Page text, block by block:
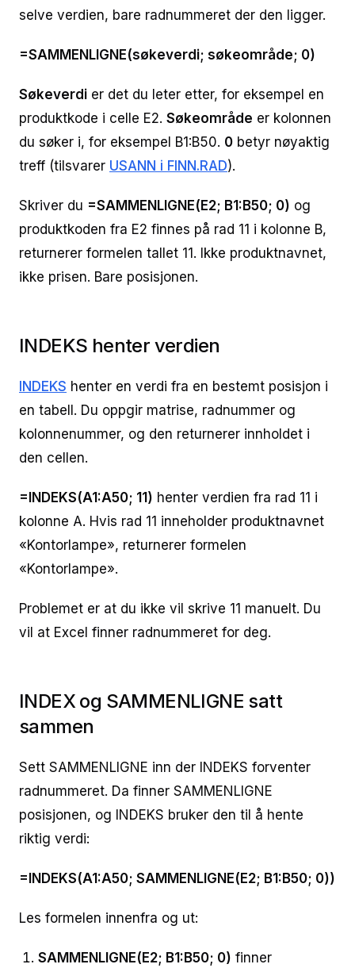
selve verdien, bare radnummeret der den ligger.
=SAMMENLIGNE(søkeverdi; søkeområde; 0)
Søkeverdi er det du leter etter, for eksempel en
produktkode i celle E2. Søkeområde er kolonnen
du søker i, for eksempel B1:B50. 0 betyr nøyaktig
treff (tilsvarer USANN i FINN.RAD).
Skriver du =SAMMENLIGNE(E2; B1:B50; 0) og
produktkoden fra E2 finnes på rad 11 i kolonne B,
returnerer formelen tallet 11. Ikke produktnavnet,
ikke prisen. Bare posisjonen.
INDEKS henter verdien
INDEKS henter en verdi fra en bestemt posisjon i
en tabell. Du oppgir matrise, radnummer og
kolonnenummer, og den returnerer innholdet i
den cellen.
=INDEKS(A1:A50; 11) henter verdien fra rad 11 i
kolonne A. Hvis rad 11 inneholder produktnavnet
«Kontorlampe», returnerer formelen
«Kontorlampe».
Problemet er at du ikke vil skrive 11 manuelt. Du
vil at Excel finner radnummeret for deg.
INDEX og SAMMENLIGNE satt
sammen
Sett SAMMENLIGNE inn der INDEKS forventer
radnummeret. Da finner SAMMENLIGNE
posisjonen, og INDEKS bruker den til å hente
riktig verdi:
=INDEKS(A1:A50; SAMMENLIGNE(E2; B1:B50; 0))
Les formelen innenfra og ut:
SAMMENLIGNE(E2; B1:B50; 0) finner